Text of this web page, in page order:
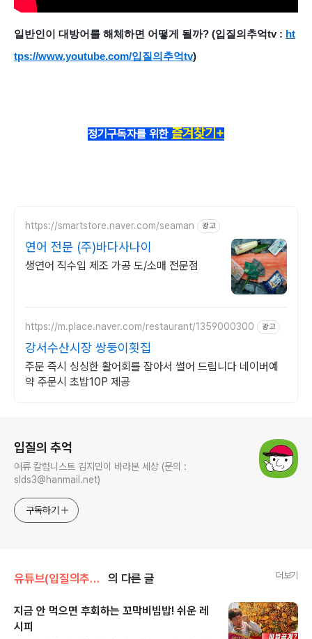
일반인이 대방어를 해체하면 어떻게 될까? (입질의추억tv : ht
tps://www.youtube.com/입질의추억tv)
정기구독자를 위한 즐겨찾기+
https://smartstore.naver.com/seaman 광고
연어 전문 (주)바다사나이
생연어 직수입 제조 가공 도/소매 전문점
https://m.place.naver.com/restaurant/1359000300 광고
강서수산시장 쌍둥이횟집
주문 즉시 싱싱한 활어회를 잡아서 썰어 드립니다 네이버예
약 주문시 초밥10P 제공
입질의 추억
어류 칼럼니스트 김지민이 바라본 세상 (문의 :
slds3@hanmail.net)
구독하기
유튜브(입질의추억tv) 의 다른 글 더보기
지금 안 먹으면 후회하는 꼬막비빔밥! 쉬운 레
시피